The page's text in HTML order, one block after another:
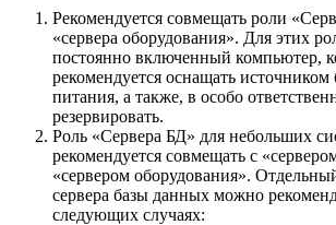
Рекомендуется совмещать роли
«сервера оборудования». Для этих
постоянно включенный компьютер,
рекомендуется оснащать источником
питания, а также, в особо
резервировать.
Роль «Сервера БД» для небольших
рекомендуется совмещать с
«сервером оборудования».
сервера базы данных можно
следующих случаях: